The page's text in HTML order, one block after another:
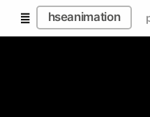
hseanimation